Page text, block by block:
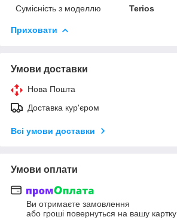
Сумісність з моделлю
Terios
Приховати
Умови доставки
Нова Пошта
Доставка кур'єром
Всі умови доставки
Умови оплати
Ви отримаєте замовлення
або гроші повернуться на вашу картку